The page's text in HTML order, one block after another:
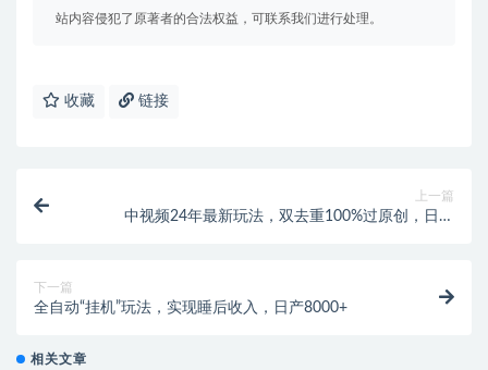
站内容侵犯了原著者的合法权益，可联系我们进行处理。
收藏 链接
上一篇
中视频24年最新玩法，双去重100%过原创，日入
下一篇
全自动“挂机”玩法，实现睡后收入，日产8000+
相关文章